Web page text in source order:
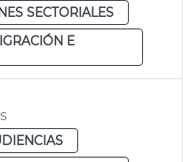
SECTORIALES
E